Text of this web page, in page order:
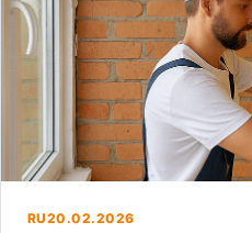
RU20.02.2026